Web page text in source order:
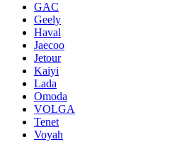
GAC
Geely
Haval
Jaecoo
Jetour
Kaiyi
Lada
Omoda
VOLGA
Tenet
Voyah